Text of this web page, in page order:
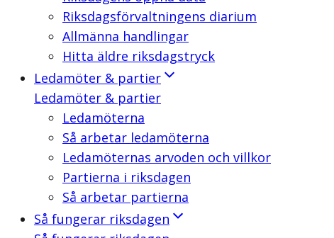
Riksdagsförvaltningens diarium
Allmänna handlingar
Hitta äldre riksdagstryck
Ledamöter & partier
Ledamöter & partier
Ledamöterna
Så arbetar ledamöterna
Ledamöternas arvoden och villkor
Partierna i riksdagen
Så arbetar partierna
Så fungerar riksdagen